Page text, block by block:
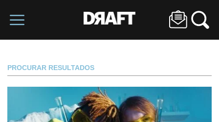
PROCURAR RESULTADOS